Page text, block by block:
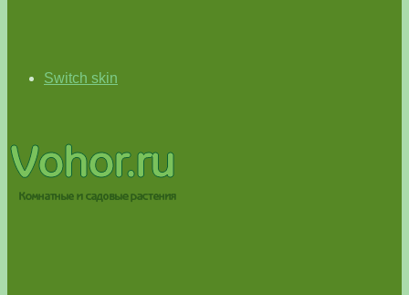
Switch skin